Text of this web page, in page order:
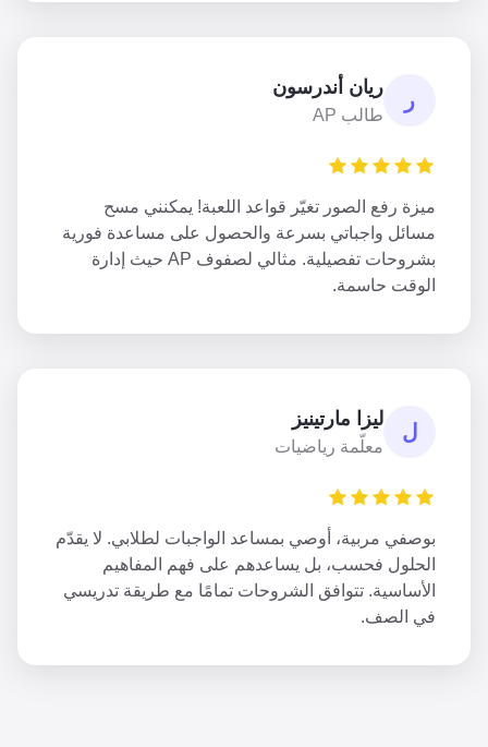
ر
ريان أندرسون
طالب AP
ميزة رفع الصور تغيّر قواعد اللعبة! يمكنني مسح
مسائل واجباتي بسرعة والحصول على مساعدة فورية
بشروحات تفصيلية. مثالي لصفوف AP حيث إدارة
الوقت حاسمة.
ل
ليزا مارتينيز
معلّمة رياضيات
بوصفي مربية، أوصي بمساعد الواجبات لطلابي. لا يقدّم
الحلول فحسب، بل يساعدهم على فهم المفاهيم
الأساسية. تتوافق الشروحات تمامًا مع طريقة تدريسي
في الصف.